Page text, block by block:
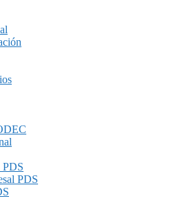
PDS
PDS